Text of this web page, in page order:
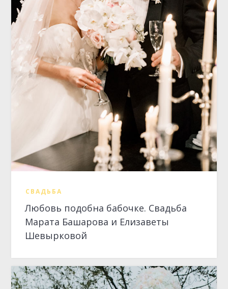
СВАДЬБА
Любовь подобна бабочке. Свадьба
Марата Башарова и Елизаветы
Шевырковой